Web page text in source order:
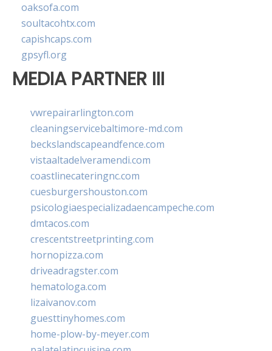
oaksofa.com
soultacohtx.com
capishcaps.com
gpsyfl.org
MEDIA PARTNER III
vwrepairarlington.com
cleaningservicebaltimore-md.com
beckslandscapeandfence.com
vistaaltadelveramendi.com
coastlinecateringnc.com
cuesburgershouston.com
psicologiaespecializadaencampeche.com
dmtacos.com
crescentstreetprinting.com
hornopizza.com
driveadragster.com
hematologa.com
lizaivanov.com
guesttinyhomes.com
home-plow-by-meyer.com